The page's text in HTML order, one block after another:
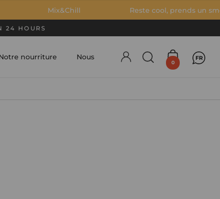
Mix&Chill Reste cool, prends un smoothie
24 HOURS
nourriture Nous
AccountOuvrir la fenêtre
Ouvrir le
0
FR